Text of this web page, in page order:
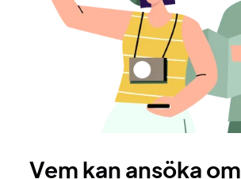
Vem kan ansöka om